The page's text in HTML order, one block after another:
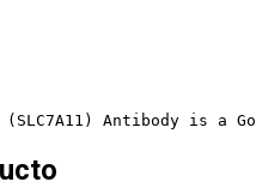
Antibody is a